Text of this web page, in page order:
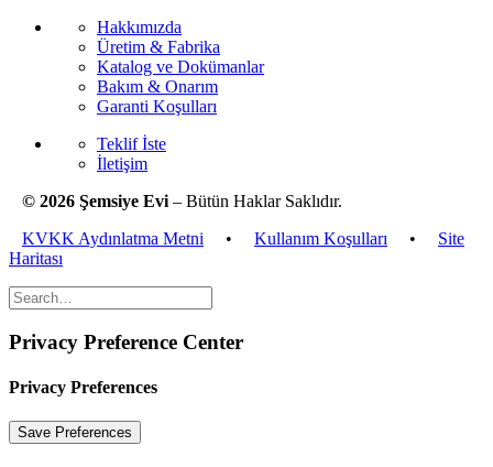
Hakkımızda
Üretim & Fabrika
Katalog ve Dokümanlar
Bakım & Onarım
Garanti Koşulları
Teklif İste
İletişim
© 2026 Şemsiye Evi – Bütün Haklar Saklıdır.
KVKK Aydınlatma Metni • Kullanım Koşulları • Site
Haritası
Privacy Preference Center
Privacy Preferences